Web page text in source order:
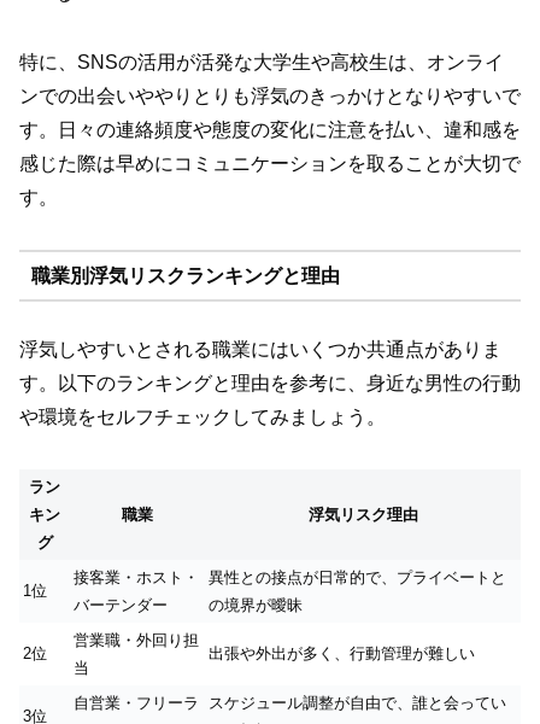
特に、SNSの活用が活発な大学生や高校生は、オンライ
ンでの出会いややりとりも浮気のきっかけとなりやすいで
す。日々の連絡頻度や態度の変化に注意を払い、違和感を
感じた際は早めにコミュニケーションを取ることが大切で
す。
職業別浮気リスクランキングと理由
浮気しやすいとされる職業にはいくつか共通点がありま
す。以下のランキングと理由を参考に、身近な男性の行動
や環境をセルフチェックしてみましょう。
ラン
キン
グ
職業 浮気リスク理由
1位
接客業・ホスト・
バーテンダー
異性との接点が日常的で、プライベートと
の境界が曖昧
2位
営業職・外回り担
当
出張や外出が多く、行動管理が難しい
3位
自営業・フリーラ
スケジュール調整が自由で、誰と会ってい